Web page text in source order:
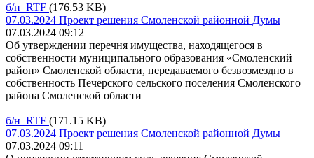
б/н RTF (176.53 KB)
07.03.2024 Проект решения Смоленской районной Думы
07.03.2024 09:12
Об утверждении перечня имущества, находящегося в
собственности муниципального образования «Смоленский
район» Смоленской области, передаваемого безвозмездно в
собственность Печерского сельского поселения Смоленского
района Смоленской области
б/н RTF (171.15 KB)
07.03.2024 Проект решения Смоленской районной Думы
07.03.2024 09:11